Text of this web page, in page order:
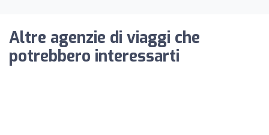
Altre agenzie di viaggi che
potrebbero interessarti